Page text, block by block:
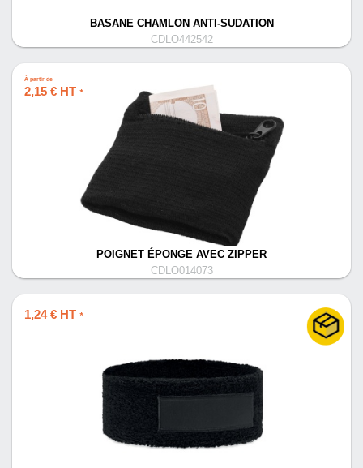
BASANE CHAMLON ANTI-SUDATION
CDLO442542
À partir de
2,15 € HT *
POIGNET ÉPONGE AVEC ZIPPER
CDLO014073
1,24 € HT *